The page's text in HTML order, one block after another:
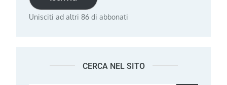
Unisciti ad altri 86 di abbonati
CERCA NEL SITO